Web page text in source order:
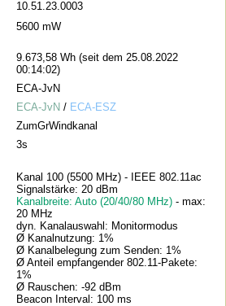
10.51.23.0003
5600 mW
9.673,58 Wh (seit dem 25.08.2022
00:14:02)
ECA-JvN
ECA-JvN / ECA-ESZ
ZumGrWindkanal
3s
Kanal 100 (5500 MHz) - IEEE 802.11ac
Signalstärke: 20 dBm
Kanalbreite: Auto (20/40/80 MHz)- max:
20 MHz
dyn. Kanalauswahl: Monitormodus
Ø Kanalnutzung: 1%
Ø Kanalbelegung zum Senden: 1%
Ø Anteil empfangender 802.11-Pakete:
1%
Ø Rauschen: -92 dBm
Beacon Interval: 100 ms